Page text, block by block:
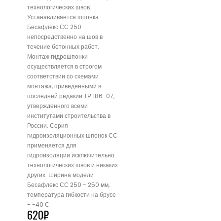
технологических швов.
Устанавливается шпонка
Бесафлекс СС 250
непосредственно на шов в
течение бетонных работ.
Монтаж гидрошпонки
осуществляется в строгом
соответствии со схемами
монтажа, приведенными в
последней редакии ТР 186-07,
утвержденного всеми
институтами строительства в
России. Серия
гидроизоляционных шпонок СС
применяется для
гидроизоляции исключительно
технологических швов и никаких
других. Ширина модели
Бесафлекс СС 250 - 250 мм,
температура гибкости на брусе
- -40 С.
620₽